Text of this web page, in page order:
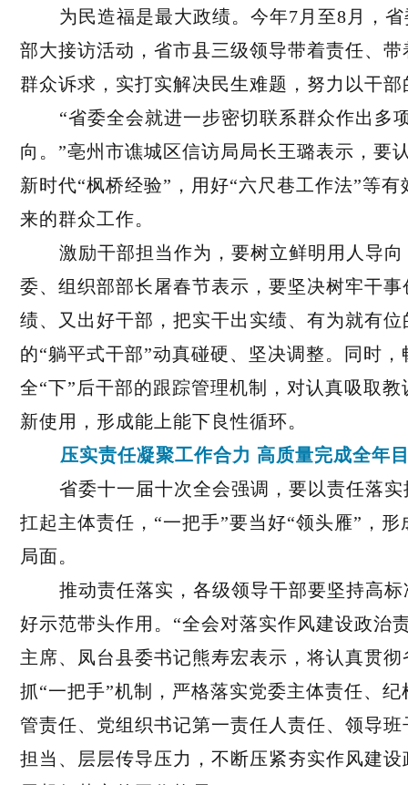
为民造福是最大政绩。今年7月至8月，
部大接访活动，省市县三级领导带着责任、
群众诉求，实打实解决民生难题，努力以干
“省委全会就进一步密切联系群众作出多
向。”亳州市谯城区信访局局长王璐表示，要
新时代“枫桥经验”，用好“六尺巷工作法”等
来的群众工作。
激励干部担当作为，要树立鲜明用人导
委、组织部部长屠春节表示，要坚决树牢干
绩、又出好干部，把实干出实绩、有为就有
的“躺平式干部”动真碰硬、坚决调整。同时
全“下”后干部的跟踪管理机制，对认真吸取
新使用，形成能上能下良性循环。
压实责任凝聚工作合力 高质量完成全年
省委十一届十次全会强调，要以责任落
扛起主体责任，“一把手”要当好“领头雁”，
局面。
推动责任落实，各级领导干部要坚持高
好示范带头作用。“全会对落实作风建设政治
主席、凤台县委书记熊寿宏表示，将认真贯
抓“一把手”机制，严格落实党委主体责任、
管责任、党组织书记第一责任人责任、领导
担当、层层传导压力，不断压紧夯实作风建